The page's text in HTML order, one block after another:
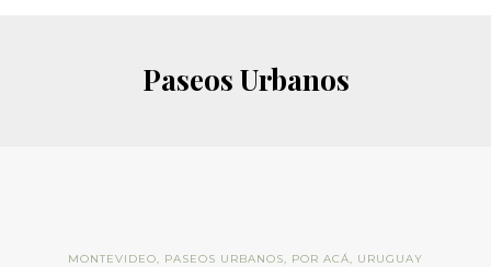
Paseos Urbanos
MONTEVIDEO PASEOS URBANOS POR ACÁ URUGUAY